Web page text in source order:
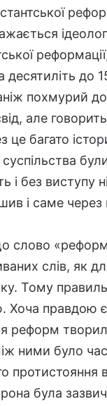
десятиліть до
похмурий
але
це багато
суспільства
і без
і саме
слово
слів, як
Тому
Хоча правдою
реформ
ними було
протистояння
була